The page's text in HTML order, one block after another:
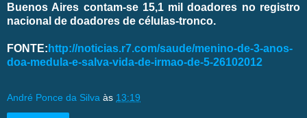
Buenos Aires contam-se 15,1 mil doadores no registro
nacional de doadores de células-tronco.
FONTE: http://noticias.r7.com/saude/menino-de-3-anos-
doa-medula-e-salva-vida-de-irmao-de-5-26102012
André Ponce da Silva às 13:19